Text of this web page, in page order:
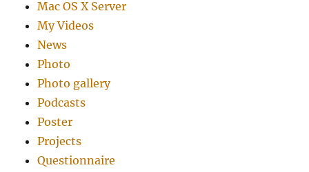
Mac OS X Server
My Videos
News
Photo
Photo gallery
Podcasts
Poster
Projects
Questionnaire